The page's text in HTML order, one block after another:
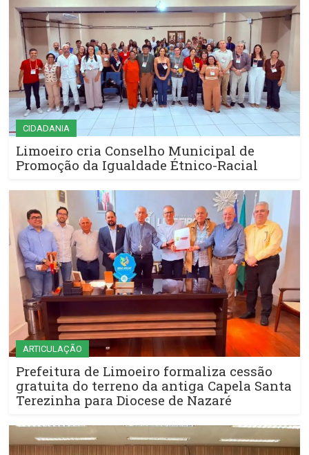
CIDADANIA
Limoeiro cria Conselho Municipal de
Promoção da Igualdade Étnico-Racial
ARTICULAÇÃO
Prefeitura de Limoeiro formaliza cessão
gratuita do terreno da antiga Capela Santa
Terezinha para Diocese de Nazaré